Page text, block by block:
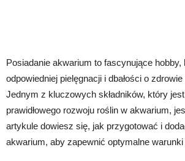
Posiadanie akwarium to fascynujące
odpowiedniej pielęgnacji i dbałości o
Jednym z kluczowych składników, który
prawidłowego rozwoju roślin w akwarium,
artykule dowiesz się, jak przygotować i
akwarium, aby zapewnić optymalne warunki